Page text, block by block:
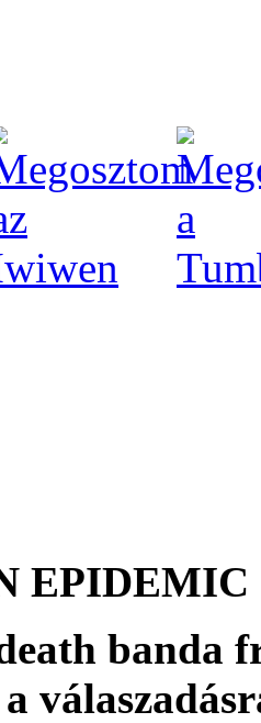
EPIDEMIC
banda